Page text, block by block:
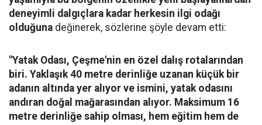
deneyimli dalgıçlara kadar herkesin ilgi odağı
olduğuna değinerek, sözlerine şöyle devam etti:
"Yatak Odası, Çeşme'nin en özel dalış rotalarından
biri. Yaklaşık 40 metre derinliğe uzanan küçük bir
adanın altında yer alıyor ve ismini, yatak odasını
andıran doğal mağarasından alıyor. Maksimum 16
metre derinliğe sahip olması, hem eğitim hem de